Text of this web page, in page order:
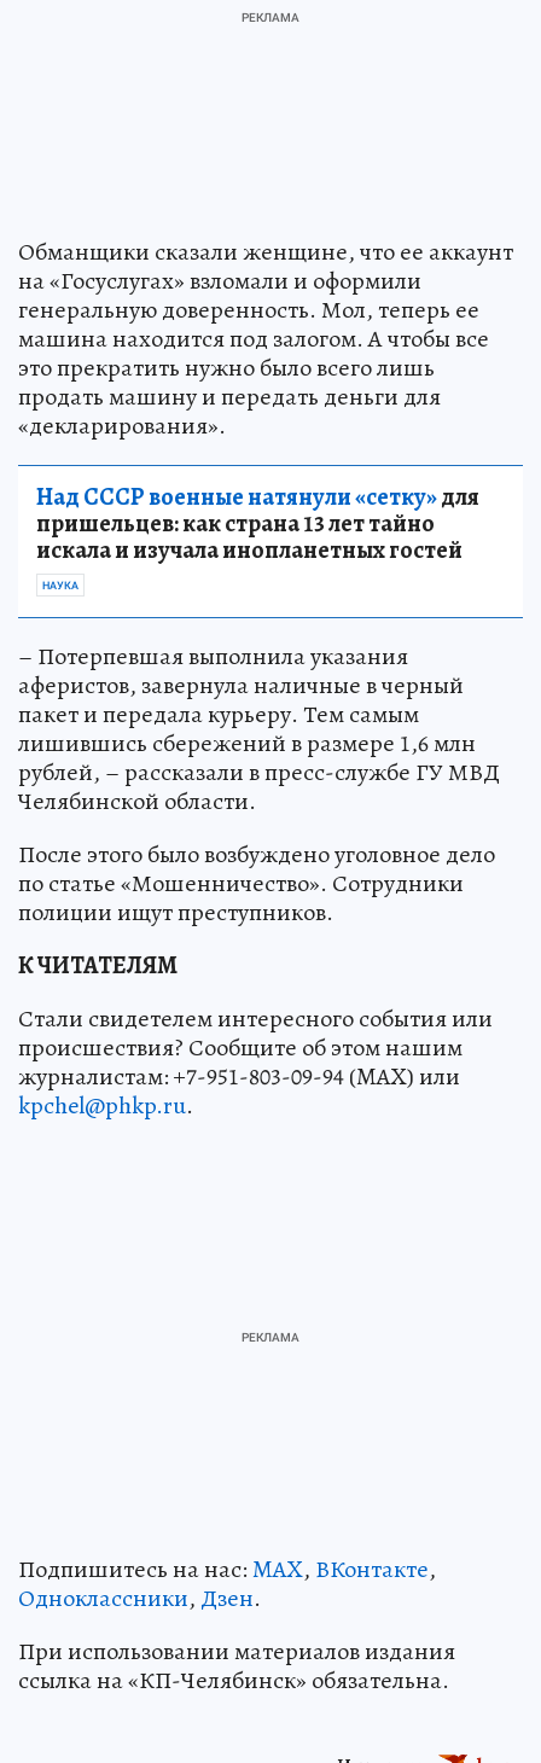
Обманщики сказали женщине, что ее аккаунт
на «Госуслугах» взломали и оформили
генеральную доверенность. Мол, теперь ее
машина находится под залогом. А чтобы все
это прекратить нужно было всего лишь
продать машину и передать деньги для
«декларирования».
Над СССР военные натянули «сетку»для
пришельцев: как страна 13 лет тайно
искала и изучала инопланетных гостей
НАУКА
– Потерпевшая выполнила указания
аферистов, завернула наличные в черный
пакет и передала курьеру. Тем самым
лишившись сбережений в размере 1,6 млн
рублей, – рассказали в пресс-службе ГУ МВД
Челябинской области.
После этого было возбуждено уголовное дело
по статье «Мошенничество». Сотрудники
полиции ищут преступников.
К ЧИТАТЕЛЯМ
Стали свидетелем интересного события или
происшествия? Сообщите об этом нашим
журналистам: +7-951-803-09-94 (MAX) или
kpchel@phkp.ru.
Подпишитесь на нас:MAX, ВКонтакте,
Одноклассники, Дзен.
При использовании материалов издания
ссылка на «КП-Челябинск» обязательна.